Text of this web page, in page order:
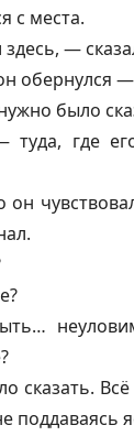
с места.
—
обернулся
было
где
он
сказать.
поддаваясь